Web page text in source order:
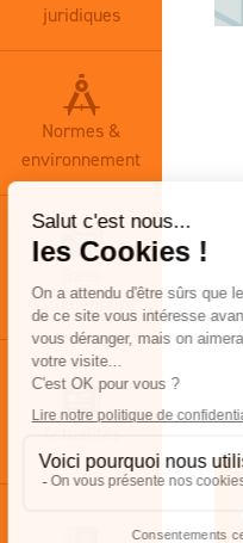
juridiques
Normes &
environnement
documentaire